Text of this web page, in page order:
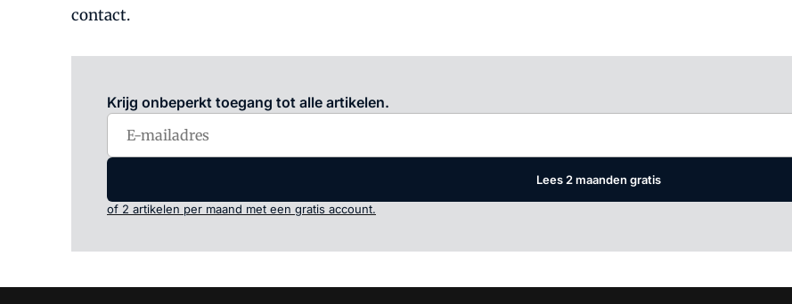
contact.
Krijg onbeperkt toegang tot alle artikelen.
Lees 2 maanden gratis
of 2 artikelen per maand met een gratis account.